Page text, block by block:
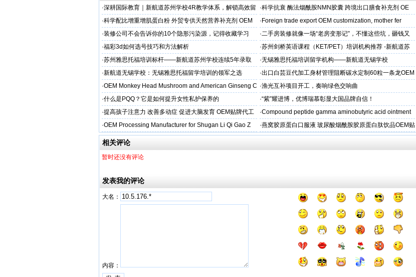
·深耕国际教育｜新航道苏州学校4R教学体系，解锁高效留
学备考之路
·科学抗衰 酶法烟酰胺NMN胶囊 跨境出口膳食补充剂 OE
M/ODM定制
·科学配比增重增肌蛋白粉 外贸专供天然营养补充剂 OEM
源头定制
· Foreign trade export OEM customization, mother fer
·装修公司不会告诉你的10个隐形污染源，记得收藏学习 ·二手房装修就像一场“老房变形记”，不懂这些坑，砸钱又
糟心！看完这篇再开工
·福彩3d如何选号技巧和方法解析 ·苏州剑桥英语课程（KET/PET）培训机构推荐 -新航道苏
州学校
·苏州雅思托福培训标杆——新航道苏州学校连续5年录取
率领先
·无锡雅思托福培训留学机构——新航道无锡学校
·新航道无锡学校：无锡雅思托福留学培训的领军之选 ·出口白芸豆代加工身材管理阻断碳水定制60粒一条龙OEM
贴牌
·OEM Monkey Head Mushroom and American Ginseng C
aps
·渔光互补项目开工，奏响绿色交响曲
·什么是PQQ？它是如何提升女性私护保养的 ·“紫”耀进博，优博瑞慕彰显大国品牌自信！
·提高孩子注意力 改善多动症 促进大脑发育 OEM贴牌代工 ·Compound peptide gamma aminobutyric acid ointment
·OEM Processing Manufacturer for Shugan Li Qi Gao Z ·燕窝胶原蛋白口服液 玻尿酸烟酰胺胶原蛋白肽饮品OEM贴
牌
相关评论
暂时还没有评论
发表我的评论
大名：
内容：